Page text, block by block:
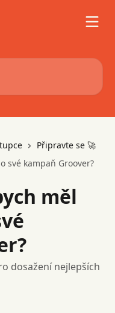
Připravte se 🚀
své kampaň Groover?
měl
dosažení nejlepších